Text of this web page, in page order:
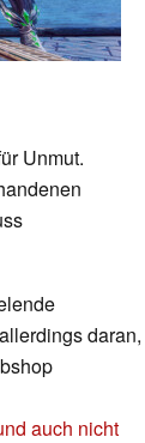
Unmut.
daran,
auch nicht